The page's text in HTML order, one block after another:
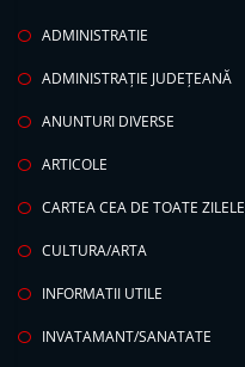
ADMINISTRATIE
ADMINISTRAȚIE JUDEȚEANĂ
ANUNTURI DIVERSE
ARTICOLE
CARTEA CEA DE TOATE ZILELE
CULTURA/ARTA
INFORMATII UTILE
INVATAMANT/SANATATE